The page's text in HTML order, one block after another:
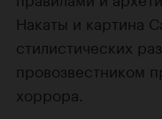
Накаты и картина
стилистических
провозвестником
хоррора.